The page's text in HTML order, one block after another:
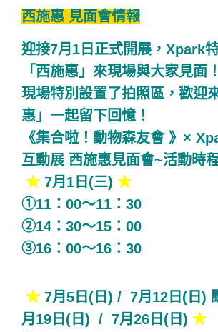
西施惠 見面會情報
迎接7月1日正式開展，Xpark
「西施惠」來現場與大家見面！
現場特別設置了拍照區，歡迎
惠」一起留下回憶！
《集合啦！動物森友會 》×
互動展 西施惠見面會~活動時
★ 7月1日(三) ★
①11：00～11：30
②14：30～15：00
③16：00～16：30
★ 7月5日(日) / 7月12日(日)
月19日(日) / 7月26日(日) ★